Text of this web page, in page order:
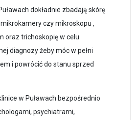
dokładnie zbadają skórę
czy mikroskopu ,
oraz trichoskopię w celu
diagnozy żeby móc w pełni
i powrócić do stanu sprzed
w Puławach bezpośrednio
psychiatrami,